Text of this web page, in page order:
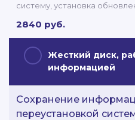
систему, установка
2840 руб.
Жесткий диск,
информацией
Сохранение
переустановкой